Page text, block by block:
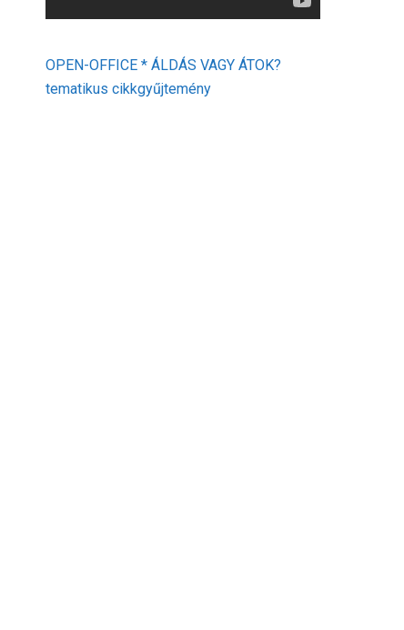
OPEN-OFFICE * ÁLDÁS VAGY ÁTOK?
tematikus cikkgyűjtemény